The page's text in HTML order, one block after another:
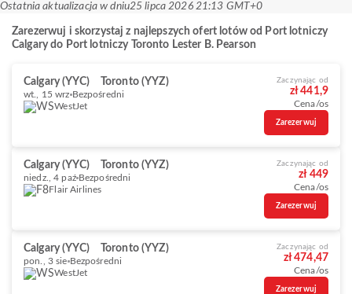
Ostatnia aktualizacja w dniu25 lipca 2026 21:13 GMT+0
Zarezerwuj i skorzystaj z najlepszych ofert lotów od Port lotniczy
Calgary do Port lotniczy Toronto Lester B. Pearson
Calgary (YYC) Toronto (YYZ)
wt., 15 wrz Bezpośredni
WestJet
Zaczynając od
zł 441,9
Cena/os
Zarezerwuj
Calgary (YYC) Toronto (YYZ)
niedz., 4 paź Bezpośredni
Flair Airlines
Zaczynając od
zł 449
Cena/os
Zarezerwuj
Calgary (YYC) Toronto (YYZ)
pon., 3 sie Bezpośredni
WestJet
Zaczynając od
zł 474,47
Cena/os
Zarezerwuj